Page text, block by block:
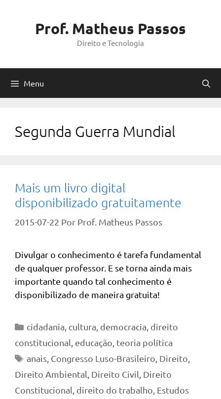
Prof. Matheus Passos
Direito e Tecnologia
Menu
Segunda Guerra Mundial
Mais um livro digital
disponibilizado gratuitamente
2015-07-22 Por Prof. Matheus Passos
Divulgar o conhecimento é tarefa fundamental
de qualquer professor. E se torna ainda mais
importante quando tal conhecimento é
disponibilizado de maneira gratuita!
Categorias
cidadania cultura democracia direito
constitucional educação teoria política
Tags
anais, Congresso Luso-Brasileiro Direito
Direito Ambiental Direito Civil Direito
Constitucional direito do trabalho Estudos